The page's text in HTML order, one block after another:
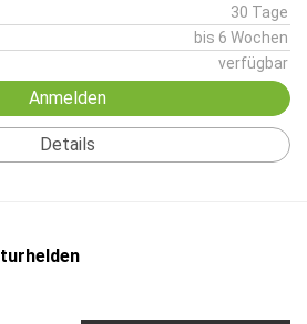
30 Tage
bis 6 Wochen
verfügbar
Anmelden
Details